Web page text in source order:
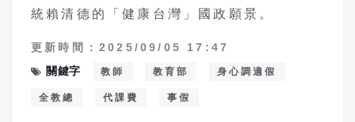
統賴清德的「健康台灣」國政願景。
更新時間：2025/09/05 17:47
關鍵字
教師 教育部 身心調適假
全教總 代課費 事假